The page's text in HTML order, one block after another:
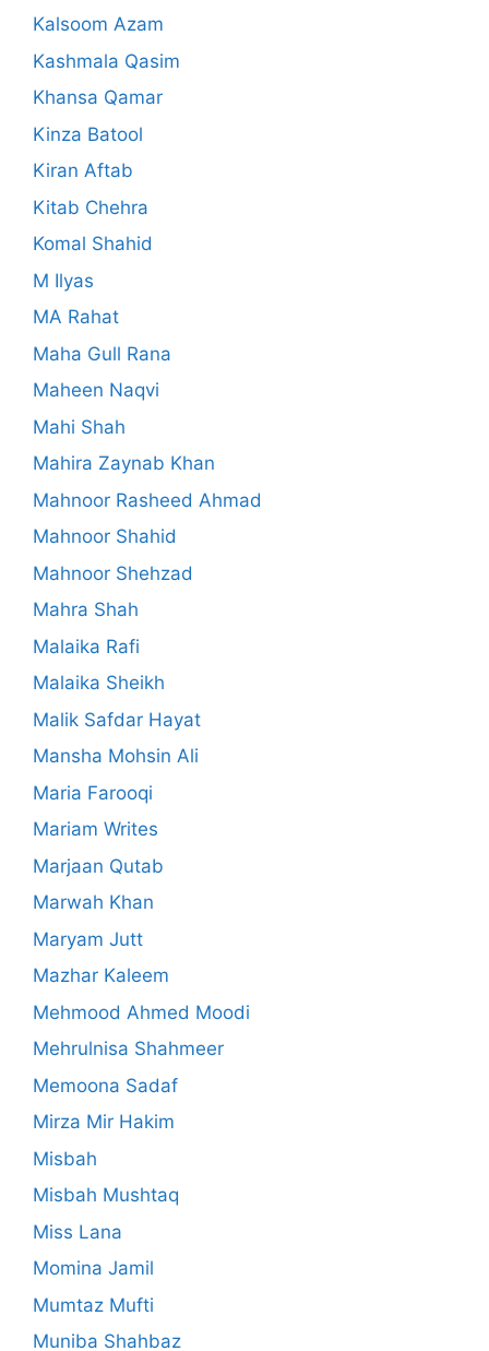
Kalsoom Azam
Kashmala Qasim
Khansa Qamar
Kinza Batool
Kiran Aftab
Kitab Chehra
Komal Shahid
M Ilyas
MA Rahat
Maha Gull Rana
Maheen Naqvi
Mahi Shah
Mahira Zaynab Khan
Mahnoor Rasheed Ahmad
Mahnoor Shahid
Mahnoor Shehzad
Mahra Shah
Malaika Rafi
Malaika Sheikh
Malik Safdar Hayat
Mansha Mohsin Ali
Maria Farooqi
Mariam Writes
Marjaan Qutab
Marwah Khan
Maryam Jutt
Mazhar Kaleem
Mehmood Ahmed Moodi
Mehrulnisa Shahmeer
Memoona Sadaf
Mirza Mir Hakim
Misbah
Misbah Mushtaq
Miss Lana
Momina Jamil
Mumtaz Mufti
Muniba Shahbaz